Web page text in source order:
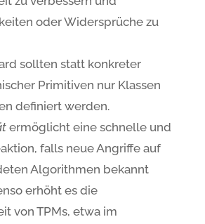
oder Widersprüche zu
sollten statt konkreter
Primitiven nur Klassen
definiert werden.
ermöglicht eine schnelle und
falls neue Angriffe auf
Algorithmen bekannt
erhöht es die
von TPMs, etwa im